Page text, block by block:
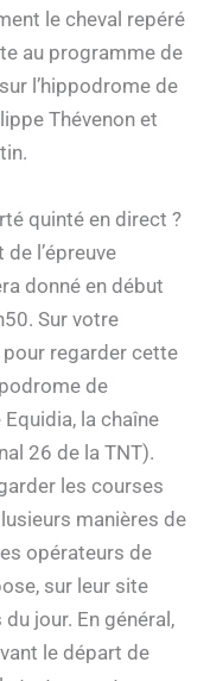
le cheval repéré
au programme de
l’hippodrome de
Thévenon et
quinté en direct ?
l’épreuve
donné en début
Sur votre
regarder cette
de
la chaîne
26 de la TNT).
les courses
manières de
opérateurs de
sur leur site
jour. En général,
le départ de